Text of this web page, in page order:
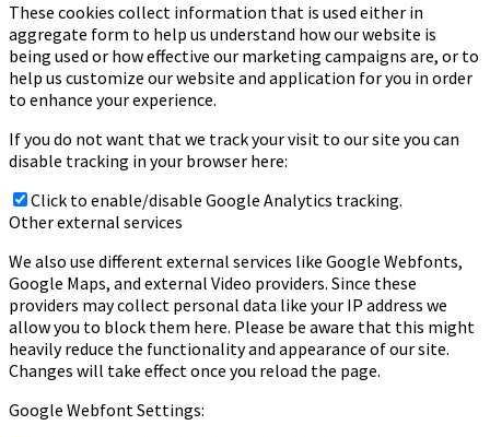
These cookies collect information that is used either in
aggregate form to help us understand how our website is
being used or how effective our marketing campaigns are, or to
help us customize our website and application for you in order
to enhance your experience.
If you do not want that we track your visit to our site you can
disable tracking in your browser here:
Click to enable/disable Google Analytics tracking.
Other external services
We also use different external services like Google Webfonts,
Google Maps, and external Video providers. Since these
providers may collect personal data like your IP address we
allow you to block them here. Please be aware that this might
heavily reduce the functionality and appearance of our site.
Changes will take effect once you reload the page.
Google Webfont Settings: